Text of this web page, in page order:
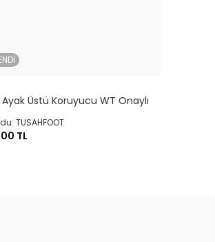
Üstü Koruyucu WT Onaylı
TUSAHFOOT
TL